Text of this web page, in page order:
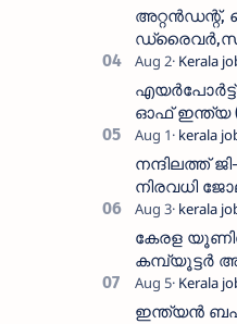
നടത്തുന്നു
അറ്റൻഡന്റ്,
വാച്ച്മാൻ
ഒഴിവുകൾ
ഓഫ് ഇന്ത്യ
2026: 800+
തീയതി
നന്ദിലത്ത്
നിരവധി
Showroom
കേരള
കമ്പ്യൂട്ടർ
:അവസാന
ഇന്ത്യൻ